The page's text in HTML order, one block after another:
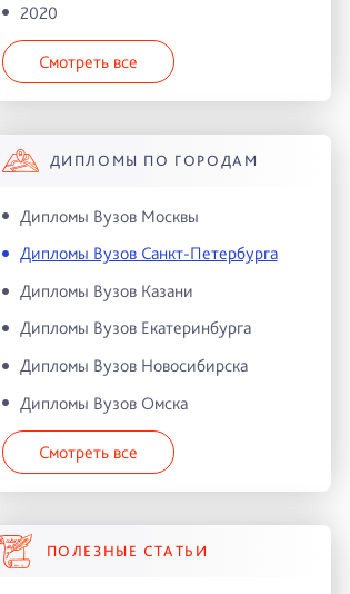
2020
Смотреть все
ДИПЛОМЫ ПО ГОРОДАМ
Дипломы Вузов Москвы
Дипломы Вузов Санкт-Петербурга
Дипломы Вузов Казани
Дипломы Вузов Екатеринбурга
Дипломы Вузов Новосибирска
Дипломы Вузов Омска
Смотреть все
ПОЛЕЗНЫЕ СТАТЬИ